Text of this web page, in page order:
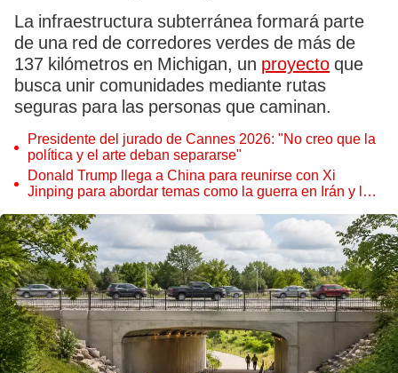
La infraestructura subterránea formará parte
de una red de corredores verdes de más de
137 kilómetros en Michigan, un proyecto que
busca unir comunidades mediante rutas
seguras para las personas que caminan.
Presidente del jurado de Cannes 2026: "No creo que la
política y el arte deban separarse"
Donald Trump llega a China para reunirse con Xi
Jinping para abordar temas como la guerra en Irán y la